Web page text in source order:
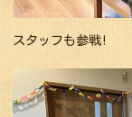
スタッフも参戦!